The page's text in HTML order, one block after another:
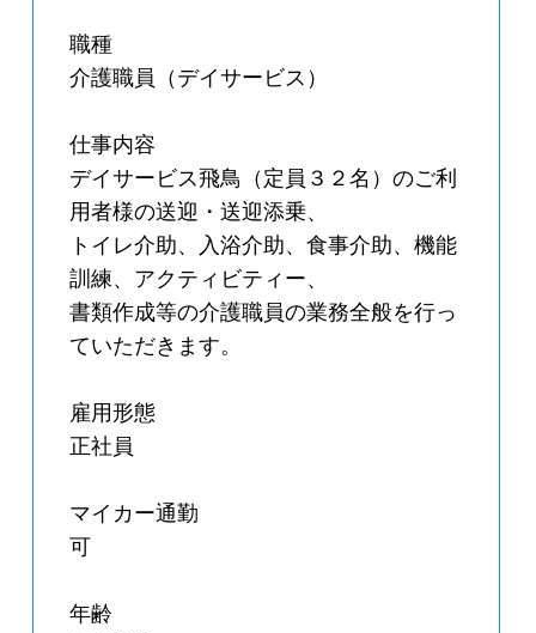
職種
介護職員（デイサービス）
仕事内容
デイサービス飛鳥（定員３２名）のご利
用者様の送迎・送迎添乗、
トイレ介助、入浴介助、食事介助、機能
訓練、アクティビティー、
書類作成等の介護職員の業務全般を行っ
ていただきます。
雇用形態
正社員
マイカー通勤
可
年齢